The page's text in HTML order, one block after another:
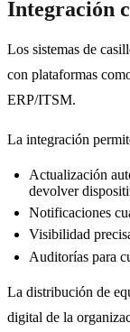
Integración
Los sistemas de
con plataformas
ERP/ITSM.
La integración
Actualización
devolver
Notificaciones
Visibilidad
Auditorías para
La distribución de
digital de la